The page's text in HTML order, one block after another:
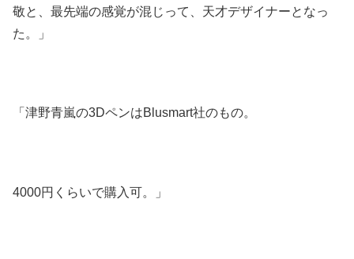
敬と、最先端の感覚が混じって、天才デザイナーとなっ
た。」
「津野青嵐の3DペンはBlusmart社のもの。
4000円くらいで購入可。」